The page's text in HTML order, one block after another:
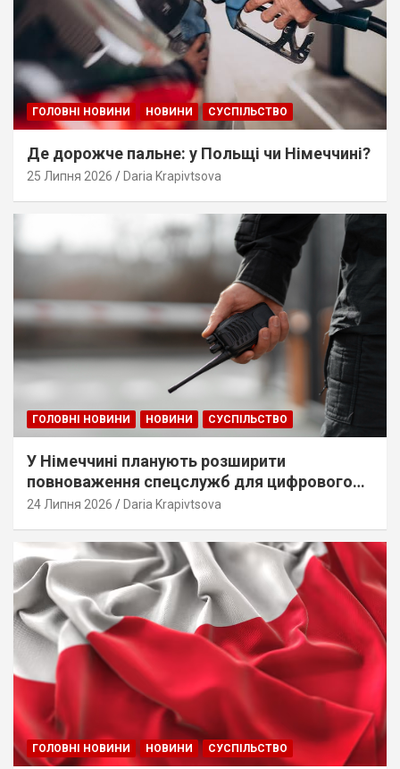
ГОЛОВНІ НОВИНИ НОВИНИ СУСПІЛЬСТВО
Де дорожче пальне: у Польщі чи Німеччині?
25 Липня 2026 Daria Krapivtsova
ГОЛОВНІ НОВИНИ НОВИНИ СУСПІЛЬСТВО
У Німеччині планують розширити
повноваження спецслужб для цифрового
стеження
24 Липня 2026 Daria Krapivtsova
ГОЛОВНІ НОВИНИ НОВИНИ СУСПІЛЬСТВО